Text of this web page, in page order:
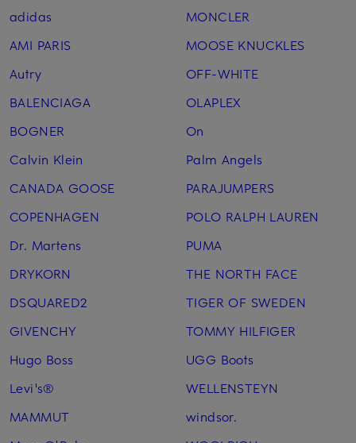
adidas
AMI PARIS
Autry
BALENCIAGA
BOGNER
Calvin Klein
CANADA GOOSE
COPENHAGEN
Dr. Martens
DRYKORN
DSQUARED2
GIVENCHY
Hugo Boss
Levi's®
MAMMUT
MONCLER
MOOSE KNUCKLES
OFF-WHITE
OLAPLEX
On
Palm Angels
PARAJUMPERS
POLO RALPH LAUREN
PUMA
THE NORTH FACE
TIGER OF SWEDEN
TOMMY HILFIGER
UGG Boots
WELLENSTEYN
windsor.